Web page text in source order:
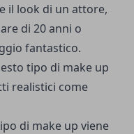
il look di un attore,
di 20 anni o
fantastico.
tipo di make up
realistici come
di make up viene